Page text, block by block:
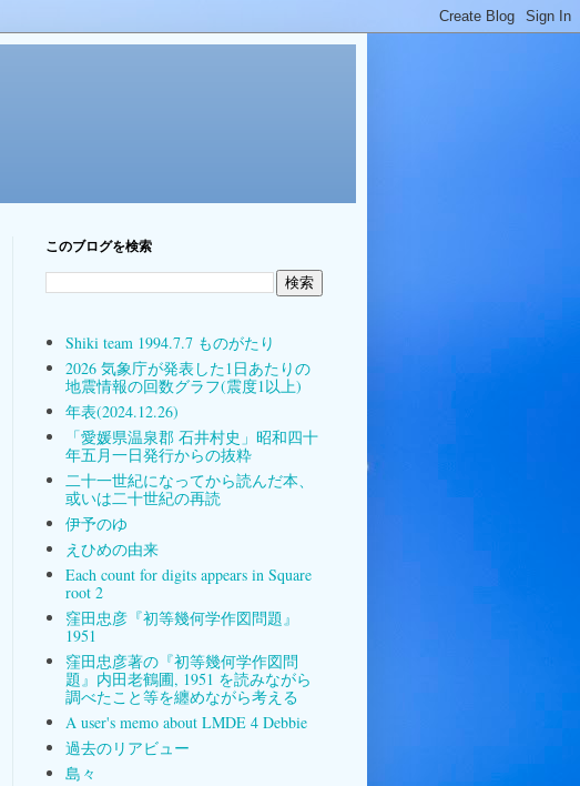
このブログを検索
Shiki team 1994.7.7 ものがたり
2026 気象庁が発表した1日あたりの
地震情報の回数グラフ(震度1以上)
年表(2024.12.26)
「愛媛県温泉郡 石井村史」昭和四十
年五月一日発行からの抜粋
二十一世紀になってから読んだ本、
或いは二十世紀の再読
伊予のゆ
えひめの由来
Each count for digits appears in Square
root 2
窪田忠彦『初等幾何学作図問題』
1951
窪田忠彦著の『初等幾何学作図問
題』内田老鶴圃, 1951 を読みながら
調べたこと等を纏めながら考える
A user's memo about LMDE 4 Debbie
過去のリアビュー
島々